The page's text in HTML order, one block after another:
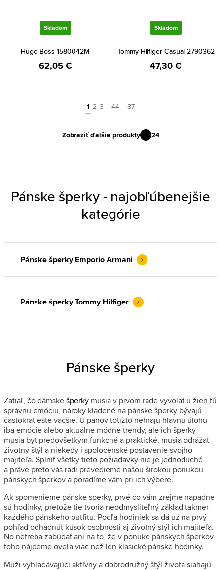
Skladom
Hugo Boss 1580042M
62,05 €
Skladom
Tommy Hilfiger Casual 2790362
47,30 €
1 2 3 … 44 … 87
Zobraziť ďalšie produkty 24
Pánske šperky - najobľúbenejšie
kategórie
Pánske šperky Emporio Armani
Pánske šperky Tommy Hilfiger
Pánske šperky
Zatiaľ, čo dámskešperky musia v prvom rade vyvolať u žien tú
správnu emóciu, nároky kladené na pánske šperky bývajú
častokrát ešte väčšie. U pánov totižto nehrajú hlavnú úlohu
iba emócie alebo aktuálne módne trendy, ale ich šperky
musia byť predovšetkým funkčné a praktické, musia odrážať
životný štýl a niekedy i spoločenské postavenie svojho
majiteľa. Splniť všetky tieto požiadavky nie je jednoduché
a práve preto vás radi prevedieme našou širokou ponukou
pánskych šperkov a poradíme vám pri ich výbere.
Ak spomenieme pánske šperky, prvé čo vám zrejme napadne
sú hodinky, pretože tie tvoria neodmysliteľný základ takmer
každého pánskeho outfitu. Podľa hodiniek sa dá už na prvý
pohľad odhadnúť kúsok osobnosti aj životný štýl ich majiteľa.
No netreba zabúdať ani na to, že v ponuke pánskych šperkov
toho nájdeme oveľa viac než len klasické pánske hodinky.
Muži vyhľadávajúci aktívny a dobrodružný štýl života siahajú